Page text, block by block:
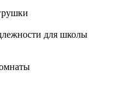
для школы